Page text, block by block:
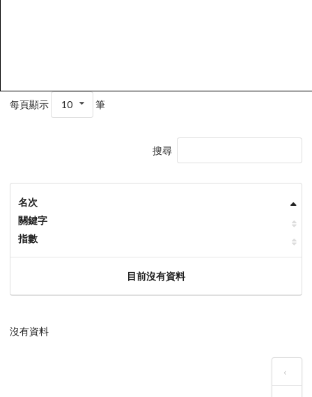
每頁顯示 10 筆
搜尋
名次
關鍵字
指數
目前沒有資料
沒有資料
‹